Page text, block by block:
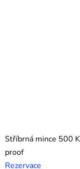
Stříbrná mince 500
proof
Rezervace